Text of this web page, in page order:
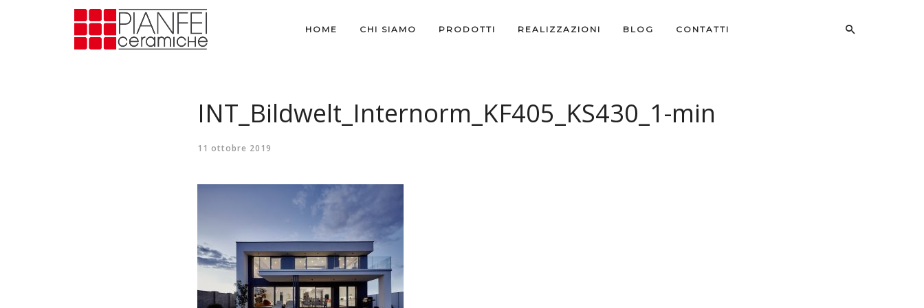
HOME CHI SIAMO PRODOTTI REALIZZAZIONI BLOG CONTATTI
INT_Bildwelt_Internorm_KF405_KS430_1-min
11 ottobre 2019